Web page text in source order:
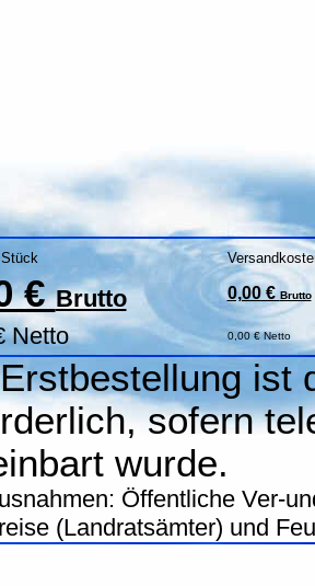
€Brutto 0,00 € Brutto
Netto 0,00 € Netto
ist
sofern
wurde.
Öffentliche Ver-
(Landratsämter) und